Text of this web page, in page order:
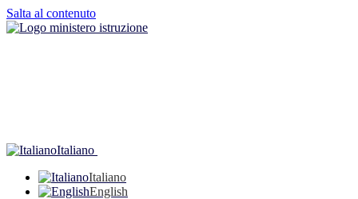
Salta al contenuto
Italiano
Italiano
English